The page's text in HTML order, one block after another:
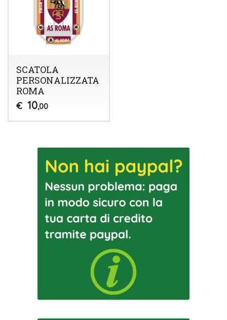
SCATOLA
PERSONALIZZATA
ROMA
€ 10,00